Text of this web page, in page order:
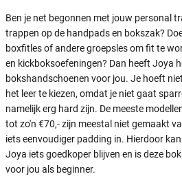
Ben je net begonnen met jouw personal
trappen op de handpads en bokszak?
boxfitles of andere groepsles om fit te
en kickboksoefeningen? Dan heeft Joya
bokshandschoenen voor jou. Je hoeft
het leer te kiezen, omdat je niet gaat
namelijk erg hard zijn. De meeste
tot zo'n €70,- zijn meestal niet gemaakt
iets eenvoudiger padding in. Hierdoor
Joya iets goedkoper blijven en is deze
voor jou als beginner.